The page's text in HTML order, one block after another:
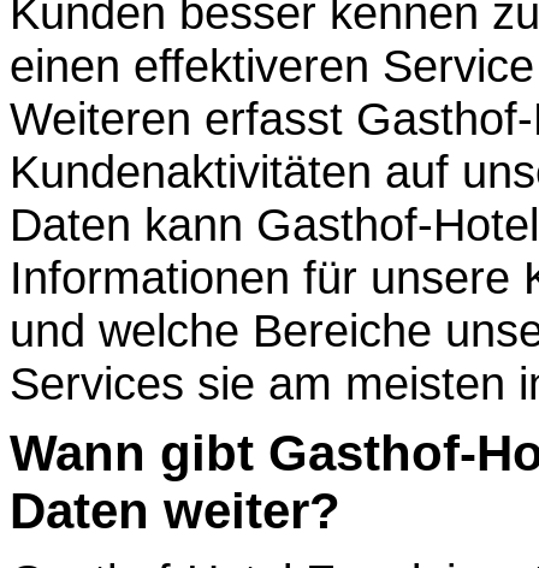
Kunden besser kennen
einen effektiveren
Weiteren erfasst
Kundenaktivitäten auf
Daten kann Gasthof-
Informationen für unsere
und welche Bereiche
Services sie am meisten
Wann gibt Gasthof-
Daten weiter?